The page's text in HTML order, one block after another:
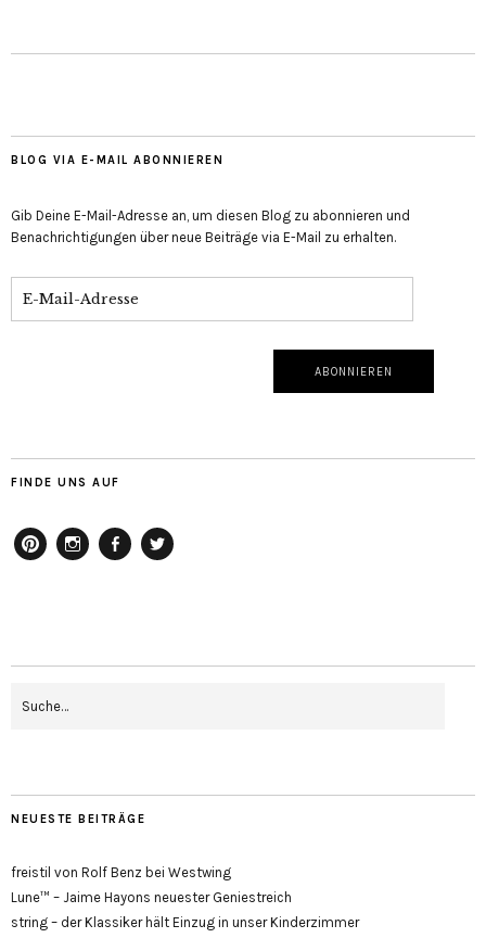
BLOG VIA E-MAIL ABONNIEREN
Gib Deine E-Mail-Adresse an, um diesen Blog zu abonnieren und
Benachrichtigungen über neue Beiträge via E-Mail zu erhalten.
FINDE UNS AUF
NEUESTE BEITRÄGE
freistil von Rolf Benz bei Westwing
Lune™ – Jaime Hayons neuester Geniestreich
string – der Klassiker hält Einzug in unser Kinderzimmer